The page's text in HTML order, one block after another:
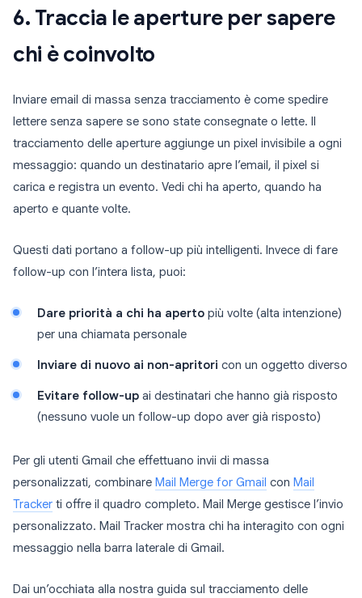
6. Traccia le aperture per sapere
chi è coinvolto
Inviare email di massa senza tracciamento è come spedire
lettere senza sapere se sono state consegnate o lette. Il
tracciamento delle aperture aggiunge un pixel invisibile a ogni
messaggio: quando un destinatario apre l’email, il pixel si
carica e registra un evento. Vedi chi ha aperto, quando ha
aperto e quante volte.
Questi dati portano a follow-up più intelligenti. Invece di fare
follow-up con l’intera lista, puoi:
Dare priorità a chi ha aperto più volte (alta intenzione)
per una chiamata personale
Inviare di nuovo ai non-apritori con un oggetto diverso
Evitare follow-up ai destinatari che hanno già risposto
(nessuno vuole un follow-up dopo aver già risposto)
Per gli utenti Gmail che effettuano invii di massa
personalizzati, combinare Mail Merge for Gmail con Mail
Tracker ti offre il quadro completo. Mail Merge gestisce l’invio
personalizzato. Mail Tracker mostra chi ha interagito con ogni
messaggio nella barra laterale di Gmail.
Dai un’occhiata alla nostra guida sul tracciamento delle